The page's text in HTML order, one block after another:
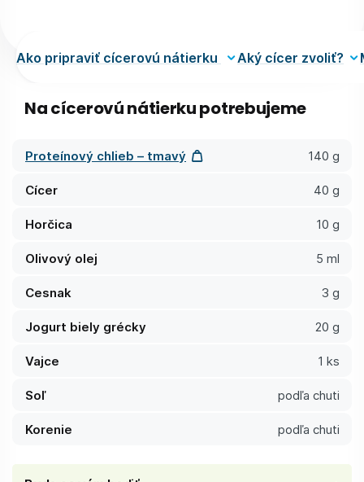
Ako pripraviť cícerovú nátierku Aký cícer zvoliť?
Na cícerovú nátierku potrebujeme
Proteínový chlieb – tmavý 140 g
Cícer 40 g
Horčica 10 g
Olivový olej 5 ml
Cesnak 3 g
Jogurt biely grécky 20 g
Vajce 1 ks
Soľ podľa chuti
Korenie podľa chuti